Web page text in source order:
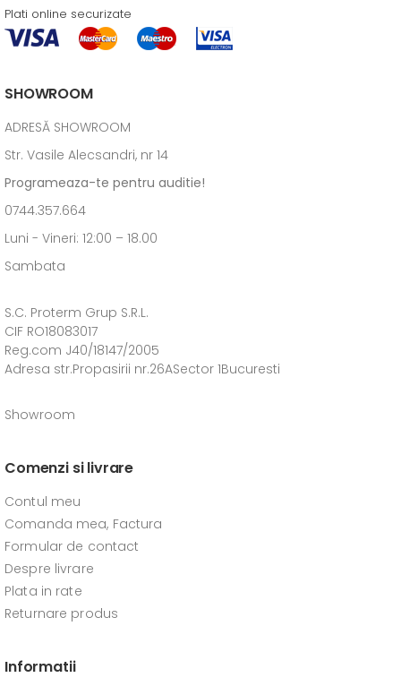
Plati online securizate
SHOWROOM
ADRESĂ SHOWROOM
Str. Vasile Alecsandri, nr 14
Programeaza-te pentru auditie!
0744.357.664
Luni - Vineri: 12:00 – 18.00
Sambata
S.C. Proterm Grup S.R.L.
CIF RO18083017
Reg.com J40/18147/2005
Adresa str.Propasirii nr.26ASector 1Bucuresti
Showroom
Comenzi si livrare
Contul meu
Comanda mea, Factura
Formular de contact
Despre livrare
Plata in rate
Returnare produs
Informatii